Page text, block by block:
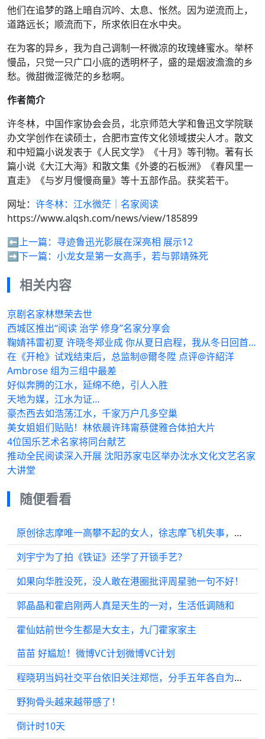
他们在追梦的路上暗自沉吟、太息、怅然。因为逆流而上，
道路远长；顺流而下，所求依旧在水中央。
在为客的异乡，我为自己调制一杯微凉的玫瑰蜂蜜水。举杯
慢品，只觉一只广口小底的透明杯子，盛的是烟波澹澹的乡
愁。微甜微涩微茫的乡愁啊。
作者简介
许冬林，中国作家协会会员，北京师范大学和鲁迅文学院联
办文学创作在读硕士，合肥市宣传文化领域拔尖人才。散文
和中短篇小说发表于《人民文学》《十月》等刊物。著有长
篇小说《大江大海》和散文集《外婆的石板洲》《春风里一
直走》《与岁月慢慢商量》等十五部作品。获奖若干。
网址： 许冬林：江水微茫｜名家阅读
https://www.alqsh.com/news/view/185899
⬅️上一篇： 寻迹鲁迅光影展在深亮相 展示12
➡️下一篇： 小龙女是第一女高手，若与郭靖殊死
相关内容
京剧名家林懋荣去世
西城区推出“阅读 治学 修身”名家分享会
鞠婧祎雷初夏 许晓冬郑业成 你从夏日启程，我从冬日回首…
在《开枪》试戏结束后，总监制@爾冬陞 点评@许紹洋
Ambrose 组为三组中最差
好似奔腾的江水，延绵不绝，引人入胜
天地为媒，江水为证…
豪杰西去如浩荡江水，千家万户几多空巢
美女姐姐们贴贴！林依晨许玮甯蔡健雅合体拍大片
4位国乐艺术名家将同台献艺
推动全民阅读深入开展 沈阳苏家屯区举办沈水文化文艺名家
大讲堂
随便看看
原创徐志摩唯一高攀不起的女人，徐志摩飞机失事，她养徐志摩全家
刘宇宁为了拍《铁证》还学了开锁手艺？
如果向华胜没死，没人敢在港圈批评周星驰一句不好！
郭晶晶和霍启刚两人真是天生的一对，生活低调随和
霍仙姑前世今生都是大女主，九门霍家家主
苗苗 好尴尬！微博VC计划微博VC计划
程晓玥当妈社交平台依旧关注郑恺，分手五年各自为人父母
野狗骨头越来越带感了！
倒计时10天